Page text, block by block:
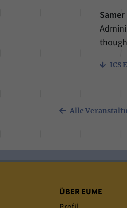
ICS
Alle
Sitemap
ÜBER EUME